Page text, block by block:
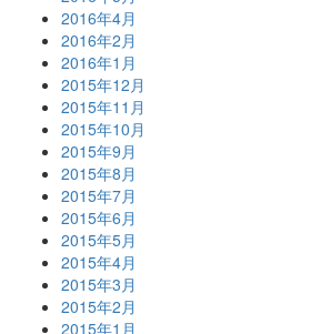
2016年4月
2016年2月
2016年1月
2015年12月
2015年11月
2015年10月
2015年9月
2015年8月
2015年7月
2015年6月
2015年5月
2015年4月
2015年3月
2015年2月
2015年1月